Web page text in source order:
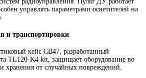
управлять параметрами осветителей на
и транспортировки
кейс CB47, разработанный
TL120-K4 kit, защищает оборудование во
хранения от случайных повреждений.